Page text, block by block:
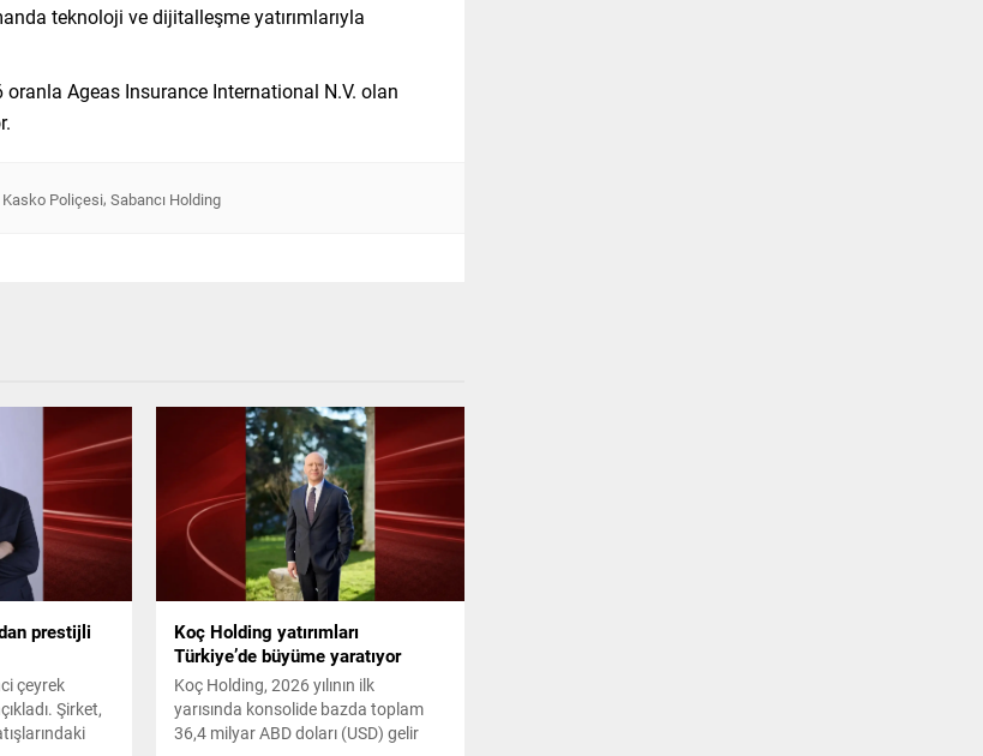
teknoloji ve dijitalleşme yatırımlarıyla
oranla Ageas Insurance International N.V. olan
Kasko Poliçesi, Sabancı Holding
prestijli
çeyrek
Şirket,
Koç Holding yatırımları
Türkiye’de büyüme yaratıyor
Koç Holding, 2026 yılının ilk
yarısında konsolide bazda toplam
36,4 milyar ABD doları (USD) gelir